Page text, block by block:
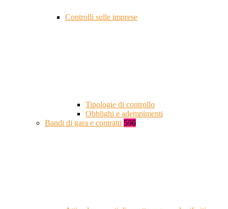
Controlli sulle imprese
Tipologie di controllo
Obblighi e adempimenti
Bandi di gara e contratti 596